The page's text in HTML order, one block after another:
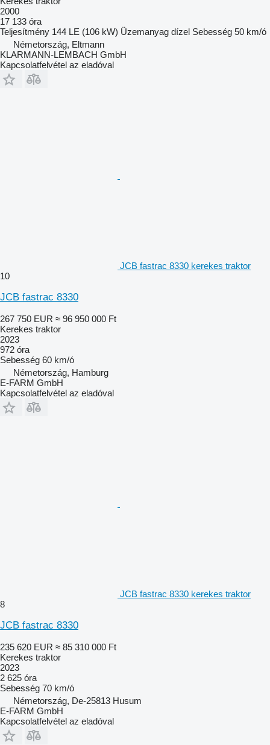
2000
17 133 óra
Teljesítmény 144 LE (106 kW) Üzemanyag dízel Sebesség 50 km/ó
Németország, Eltmann
KLARMANN-LEMBACH GmbH
Kapcsolatfelvétel az eladóval
JCB fastrac 8330 kerekes traktor
10
JCB fastrac 8330
267 750 EUR ≈ 96 950 000 Ft
Kerekes traktor
2023
972 óra
Sebesség 60 km/ó
Németország, Hamburg
E-FARM GmbH
Kapcsolatfelvétel az eladóval
JCB fastrac 8330 kerekes traktor
8
JCB fastrac 8330
235 620 EUR ≈ 85 310 000 Ft
Kerekes traktor
2023
2 625 óra
Sebesség 70 km/ó
Németország, De-25813 Husum
E-FARM GmbH
Kapcsolatfelvétel az eladóval